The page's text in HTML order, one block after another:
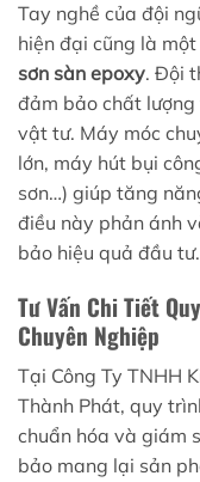
Tay nghề của đội
hiện đại cũng là
sơn sàn epoxy. Đội
đảm bảo chất lượng
vật tư. Máy móc
lớn, máy hút bụi
sơn…) giúp tăng
điều này phản ánh
bảo hiệu quả đầu tư.
Tư Vấn Chi Tiết
Chuyên Nghiệp
Tại Công Ty TNHH
Thành Phát, quy
chuẩn hóa và giám
bảo mang lại sản